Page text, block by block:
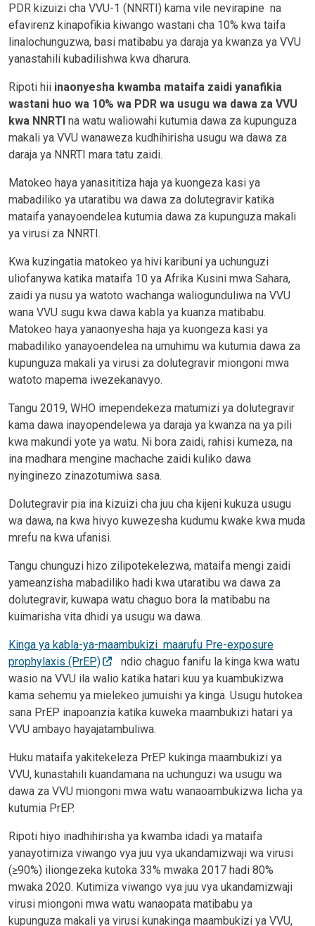
PDR kizuizi cha VVU-1 (NNRTI) kama vile nevirapine na
efavirenz kinapofikia kiwango wastani cha 10% kwa taifa
linalochunguzwa, basi matibabu ya daraja ya kwanza ya VVU
yanastahili kubadilishwa kwa dharura.
Ripoti hii inaonyesha kwamba mataifa zaidi yanafikia
wastani huo wa 10% wa PDR wa usugu wa dawa za VVU
kwa NNRTI na watu waliowahi kutumia dawa za kupunguza
makali ya VVU wanaweza kudhihirisha usugu wa dawa za
daraja ya NNRTI mara tatu zaidi.
Matokeo haya yanasititiza haja ya kuongeza kasi ya
mabadiliko ya utaratibu wa dawa za dolutegravir katika
mataifa yanayoendelea kutumia dawa za kupunguza makali
ya virusi za NNRTI.
Kwa kuzingatia matokeo ya hivi karibuni ya uchunguzi
uliofanywa katika mataifa 10 ya Afrika Kusini mwa Sahara,
zaidi ya nusu ya watoto wachanga waliogunduliwa na VVU
wana VVU sugu kwa dawa kabla ya kuanza matibabu.
Matokeo haya yanaonyesha haja ya kuongeza kasi ya
mabadiliko yanayoendelea na umuhimu wa kutumia dawa za
kupunguza makali ya virusi za dolutegravir miongoni mwa
watoto mapema iwezekanavyo.
Tangu 2019, WHO imependekeza matumizi ya dolutegravir
kama dawa inayopendelewa ya daraja ya kwanza na ya pili
kwa makundi yote ya watu. Ni bora zaidi, rahisi kumeza, na
ina madhara mengine machache zaidi kuliko dawa
nyinginezo zinazotumiwa sasa.
Dolutegravir pia ina kizuizi cha juu cha kijeni kukuza usugu
wa dawa, na kwa hivyo kuwezesha kudumu kwake kwa muda
mrefu na kwa ufanisi.
Tangu chunguzi hizo zilipotekelezwa, mataifa mengi zaidi
yameanzisha mabadiliko hadi kwa utaratibu wa dawa za
dolutegravir, kuwapa watu chaguo bora la matibabu na
kuimarisha vita dhidi ya usugu wa dawa.
Kinga ya kabla-ya-maambukizi maarufu Pre-exposure
prophylaxis (PrEP)
ndio chaguo fanifu la kinga kwa watu
wasio na VVU ila walio katika hatari kuu ya kuambukizwa
kama sehemu ya mielekeo jumuishi ya kinga. Usugu hutokea
sana PrEP inapoanzia katika kuweka maambukizi hatari ya
VVU ambayo hayajatambuliwa.
Huku mataifa yakitekeleza PrEP kukinga maambukizi ya
VVU, kunastahili kuandamana na uchunguzi wa usugu wa
dawa za VVU miongoni mwa watu wanaoambukizwa licha ya
kutumia PrEP.
Ripoti hiyo inadhihirisha ya kwamba idadi ya mataifa
yanayotimiza viwango vya juu vya ukandamizwaji wa virusi
(≥90%) iliongezeka kutoka 33% mwaka 2017 hadi 80%
mwaka 2020. Kutimiza viwango vya juu vya ukandamizwaji
virusi miongoni mwa watu wanaopata matibabu ya
kupunguza makali ya virusi kunakinga maambukizi ya VVU,